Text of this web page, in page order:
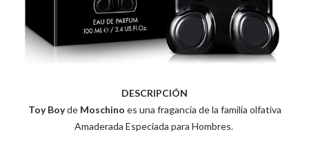
DESCRIPCIÓN
Toy Boyde Moschino es una fragancia de la familia olfativa
Amaderada Especiada para Hombres.